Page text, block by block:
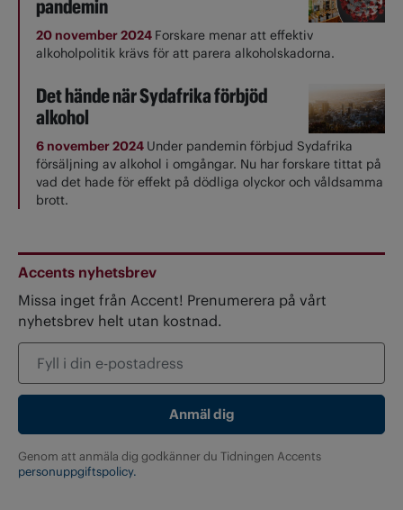
pandemin
20 november 2024 Forskare menar att effektiv
alkoholpolitik krävs för att parera alkoholskadorna.
Det hände när Sydafrika förbjöd
alkohol
6 november 2024 Under pandemin förbjud Sydafrika
försäljning av alkohol i omgångar. Nu har forskare tittat på
vad det hade för effekt på dödliga olyckor och våldsamma
brott.
Accents nyhetsbrev
Missa inget från Accent! Prenumerera på vårt
nyhetsbrev helt utan kostnad.
Genom att anmäla dig godkänner du Tidningen Accents
personuppgiftspolicy.